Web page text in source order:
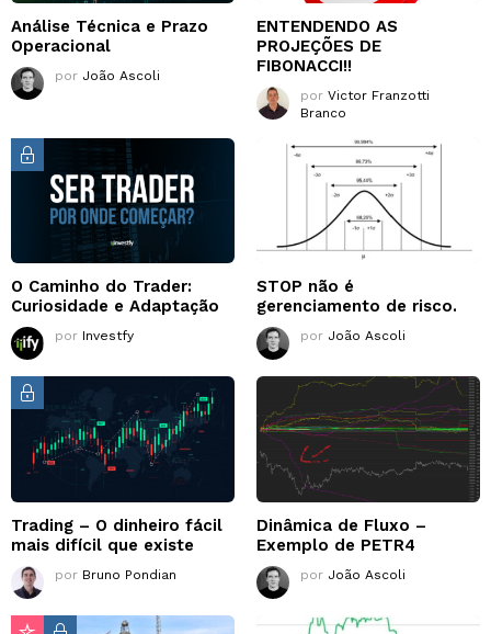
Análise Técnica e Prazo
Operacional
por João Ascoli
ENTENDENDO AS
PROJEÇÕES DE
FIBONACCI!!
por Victor Franzotti
Branco
O Caminho do Trader:
Curiosidade e Adaptação
por Investfy
STOP não é
gerenciamento de risco.
por João Ascoli
Trading – O dinheiro fácil
mais difícil que existe
por Bruno Pondian
Dinâmica de Fluxo –
Exemplo de PETR4
por João Ascoli